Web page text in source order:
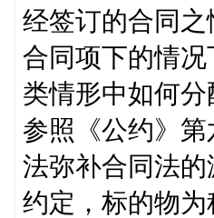
经签订的合同
合同项下的情
类情形中如何
参照《公约》
法弥补合同法
约定，标的物